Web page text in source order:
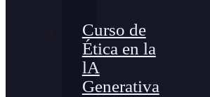
Curso de
Ética en la
lA
Generativa